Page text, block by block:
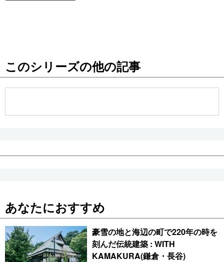
東京
このシリーズの他の記事
あなたにおすすめ
豪雪の地と海辺の町で220年の時を
刻んだ伝統建築 : WITH
KAMAKURA(鎌倉・長谷)